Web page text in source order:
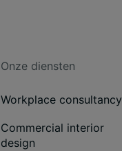
Onze diensten
Workplace consultancy
Commercial interior
design